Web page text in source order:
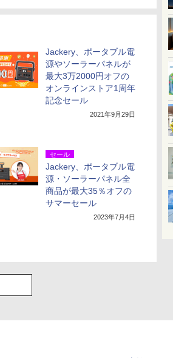
Jackery、ポータブル電
源やソーラーパネルが
最大3万2000円オフの
オンラインストア1周年
記念セール
2021年9月29日
セール
Jackery、ポータブル電
源・ソーラーパネル全
商品が最大35％オフの
サマーセール
2023年7月4日